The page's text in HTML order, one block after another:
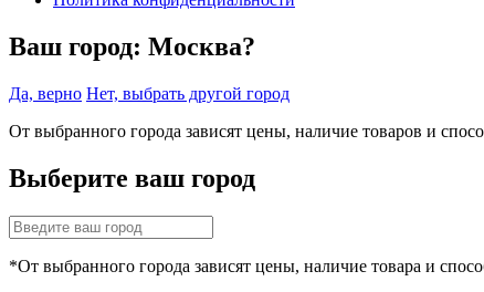
Ваш город: Москва?
Да, верно Нет, выбрать другой город
От выбранного города зависят цены, наличие товаров и
Выберите ваш город
*От выбранного города зависят цены, наличие товара и